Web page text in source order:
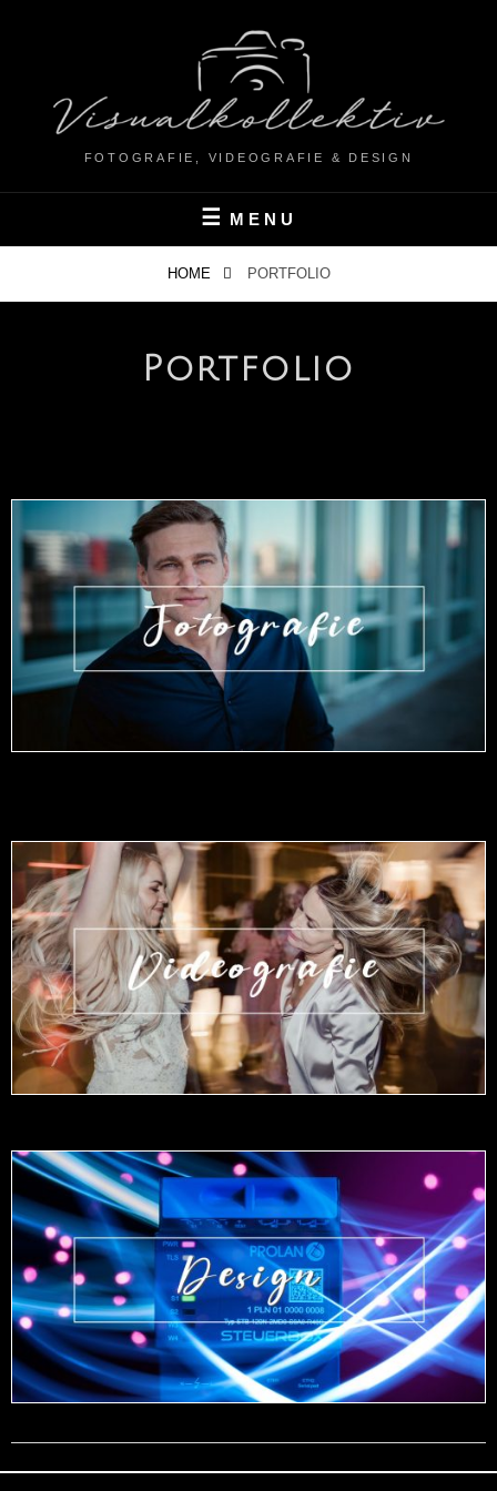
FOTOGRAFIE, VIDEOGRAFIE & DESIGN
MENU
HOME PORTFOLIO
Portfolio